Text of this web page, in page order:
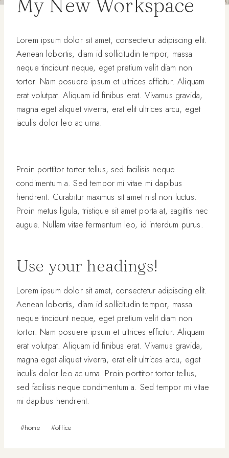
My New Workspace
Lorem ipsum dolor sit amet, consectetur adipiscing elit.
Aenean lobortis, diam id sollicitudin tempor, massa
neque tincidunt neque, eget pretium velit diam non
tortor. Nam posuere ipsum et ultrices efficitur. Aliquam
erat volutpat. Aliquam id finibus erat. Vivamus gravida,
magna eget aliquet viverra, erat elit ultrices arcu, eget
iaculis dolor leo ac urna.
Proin porttitor tortor tellus, sed facilisis neque
condimentum a. Sed tempor mi vitae mi dapibus
hendrerit. Curabitur maximus sit amet nisl non luctus.
Proin metus ligula, tristique sit amet porta at, sagittis nec
augue. Nullam vitae fermentum leo, id interdum purus.
Use your headings!
Lorem ipsum dolor sit amet, consectetur adipiscing elit.
Aenean lobortis, diam id sollicitudin tempor, massa
neque tincidunt neque, eget pretium velit diam non
tortor. Nam posuere ipsum et ultrices efficitur. Aliquam
erat volutpat. Aliquam id finibus erat. Vivamus gravida,
magna eget aliquet viverra, erat elit ultrices arcu, eget
iaculis dolor leo ac urna. Proin porttitor tortor tellus,
sed facilisis neque condimentum a. Sed tempor mi vitae
mi dapibus hendrerit.
Post
#home #office